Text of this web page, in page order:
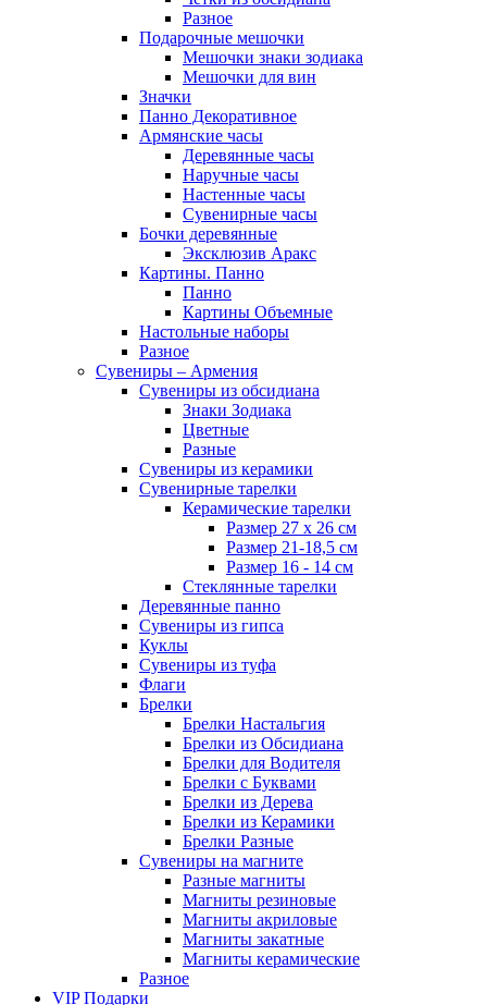
Разное
Подарочные мешочки
Мешочки знаки зодиака
Мешочки для вин
Значки
Панно Декоративное
Армянские часы
Деревянные часы
Наручные часы
Настенные часы
Сувенирные часы
Бочки деревянные
Эксклюзив Аракс
Картины. Панно
Панно
Картины Объемные
Настольные наборы
Разное
Сувениры – Армения
Сувениры из обсидиана
Знаки Зодиака
Цветные
Разные
Сувениры из керамики
Сувенирные тарелки
Керамические тарелки
Размер 27 х 26 см
Размер 21-18,5 см
Размер 16 - 14 см
Стеклянные тарелки
Деревянные панно
Сувениры из гипса
Куклы
Сувениры из туфа
Флаги
Брелки
Брелки Настальгия
Брелки из Обсидиана
Брелки для Водителя
Брелки с Буквами
Брелки из Дерева
Брелки из Керамики
Брелки Разные
Сувениры на магните
Разные магниты
Магниты резиновые
Магниты акриловые
Магниты закатные
Магниты керамические
Разное
VIP Подарки